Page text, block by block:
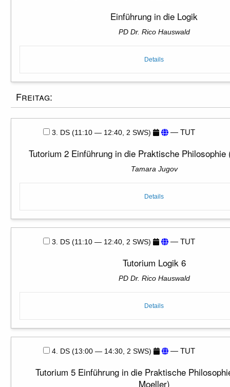
Einführung in die Logik
PD Dr. Rico Hauswald
Details
Freitag:
3. DS (11:10 — 12:40, 2 SWS) — TUT
Tutorium 2 Einführung in die Praktische Philosophie
Tamara Jugov
Details
3. DS (11:10 — 12:40, 2 SWS) — TUT
Tutorium Logik 6
PD Dr. Rico Hauswald
Details
4. DS (13:00 — 14:30, 2 SWS) — TUT
Tutorium 5 Einführung in die Praktische
Moeller)